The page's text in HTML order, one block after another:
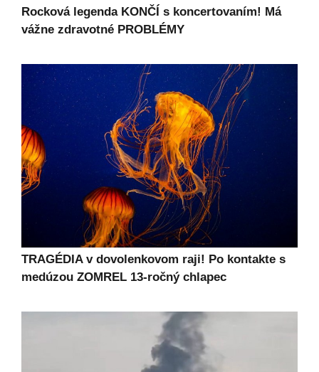
Rocková legenda KONČÍ s koncertovaním! Má
vážne zdravotné PROBLÉMY
TRAGÉDIA v dovolenkovom raji! Po kontakte s
medúzou ZOMREL 13-ročný chlapec